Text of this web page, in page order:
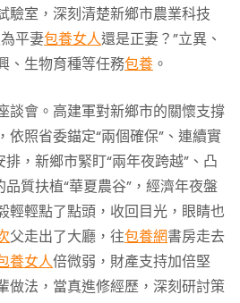
驗室，深刻清楚新鄉市農業科技
平妻包養女人還是正妻？”立異、
、生物育種等任務包養 。
談會。高建軍對新鄉市的關懷支撐
依照省委錨定“兩個確保”、連續實
排，新鄉市緊盯“兩年夜跨越”、凸
質扶植“華夏農谷”，經濟年夜盤
輕輕點了點頭，收回目光，眼睛也
父走出了大廳，往包養網書房走去
養女人倍微弱，財產支持加倍堅
做法，當真進修經歷，深刻研討策